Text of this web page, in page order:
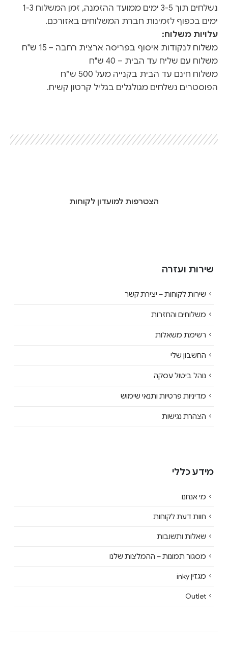
נשלחים תוך 3-5 ימים ממועד ההזמנה, זמן המשלוח 1-3
ימים בכפוף לזמינות חברת המשלוחים באזורכם.
עלויות משלוח:
משלוח לנקודות איסוף בפריסה ארצית רחבה – 15 ש"ח
משלוח עם שליח עד הבית – 40 ש"ח
משלוח חינם עד הבית בקנייה מעל 500 ש״ח
הפוסטרים נשלחים מגולגלים בגליל קרטון קשיח.
הצטרפות למועדון לקוחות
שירות ועזרה
שירות לקוחות – יצירת קשר
משלוחים והחזרות
רשימת משאלות
החשבון שלי
נוהל ביטול עסקה
מדיניות פרטיות ותנאי שימוש
הצהרת נגישות
מידע כללי
מי אנחנו
חוות דעת לקוחות
שאלות ותשובות
מסגור תמונות – ההמלצות שלנו
מגזין inky
Outlet